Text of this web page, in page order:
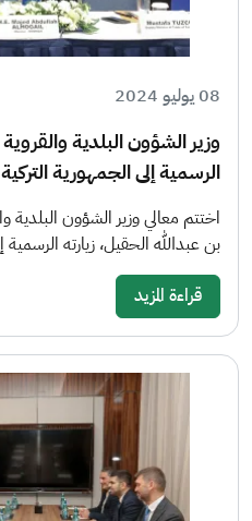
08 يوليو 2024
وزير الشؤون البلدية
الرسمية إلى الجمهورية التركية
اختتم معالي وزير الشؤون البلدية
بن عبدالله الحقيل، زيارته الرسمية
قراءة المزيد